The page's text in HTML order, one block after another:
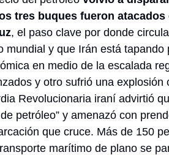
tres buques fueron
, el paso clave por donde
mundial y que Irán está tapando
en medio de la escalada
y otro sufrió una explosión
Revolucionaria iraní advirtió
petróleo” y amenazó con
que cruce. Más de 150
marítimo de plano se